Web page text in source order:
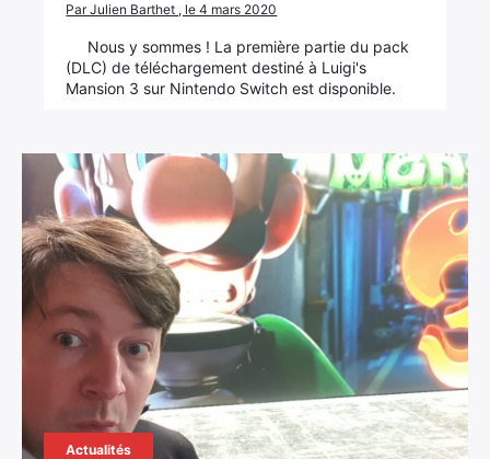
Par Julien Barthet , le 4 mars 2020
Nous y sommes ! La première partie du pack
(DLC) de téléchargement destiné à Luigi's
Mansion 3 sur Nintendo Switch est disponible.
Actualités